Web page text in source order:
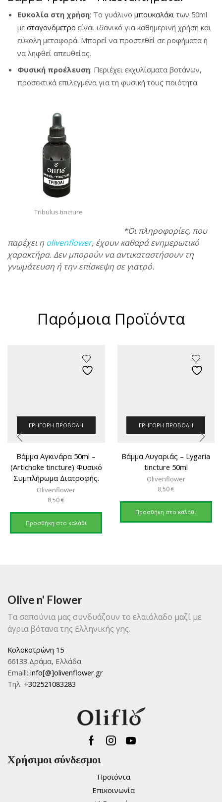
Ευκολία στη χρήση: Το γυάλινο μπουκαλάκι των 50ml
με σταγονόμετρο είναι ιδανικό για καθημερινή χρήση και
εύκολη μεταφορά. Μπορεί να προστεθεί σε ροφήματα ή
να ληφθεί απευθείας.
Φυσική προέλευση: Περιέχει εκχυλίσματα βοτάνων,
προσεκτικά επιλεγμένα για τη φυσική τους ποιότητα.
Tribulus tincture
*Οι πληροφορίες, που
παρέχει η olivenflower, έχουν καθαρά ενημερωτικό
χαρακτήρα. Δεν μπορούν να αντικαταστήσουν τη
γνωμάτευση ή την επίσκεψη σε γιατρό.
Παρόμοια Προϊόντα
ΓΡΉΓΟΡΗ ΠΡΟΒΟΛΉ
Βάμμα Αγκινάρα 50ml –
(Artichoke tincture) Φυσικό
Συμπλήρωμα Διατροφής.
Olivenflower
8,50€
Προσθήκη στο καλάθι
ΓΡΉΓΟΡΗ ΠΡΟΒΟΛΉ
Βάμμα Λυγαριάς – Lygaria
tincture 50ml
Olivenflower
8,50€
Προσθήκη στο καλάθι
Olive n' Flower
Τα σαπούνια μας συνδυάζουν το ελαιόλαδο μαζί με
άγρια βότανα της Ελληνικής γης.
Κολοκοτρώνη 15
66133 Δράμα, Ελλάδα
Emaill: info[@]olivenflower.gr
Τηλ. +302521083283
Facebook
Instagram
Youtube
Χρήσιμοι σύνδεσμοι
Προϊόντα
Επικοινωνία